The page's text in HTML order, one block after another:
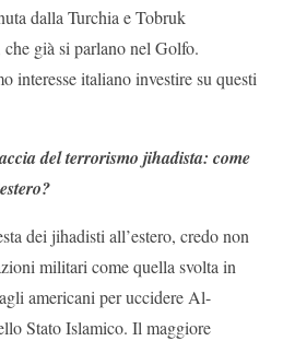
dalla Turchia e Tobruk
già si parlano nel Golfo.
interesse italiano investire su questi
del terrorismo jihadista: come
dei jihadisti all’estero, credo non
militari come quella svolta in
americani per uccidere Al-
Stato Islamico. Il maggiore